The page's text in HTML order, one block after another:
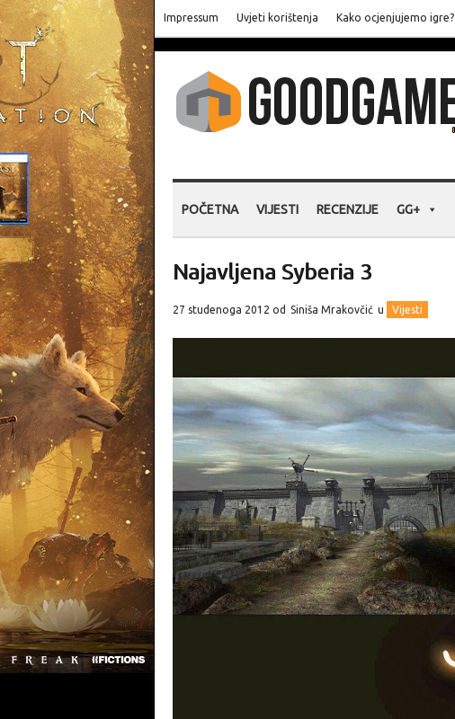
Impressum Uvjeti korištenja Kako ocjenjujemo igre?
POČETNA VIJESTI RECENZIJE GG+
Najavljena Syberia 3
27 studenoga 2012 od Siniša Mrakovčić u Vijesti